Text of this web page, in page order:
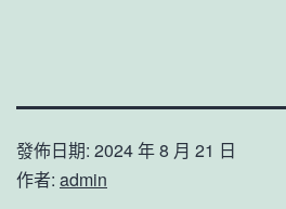
發佈日期: 2024 年 8 月 21 日
作者: admin